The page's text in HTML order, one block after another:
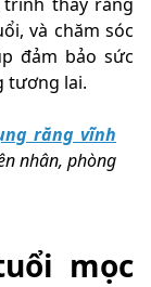
và chăm sóc
đảm bảo sức
tương lai.
răng vĩnh
nhân, phòng
mọc